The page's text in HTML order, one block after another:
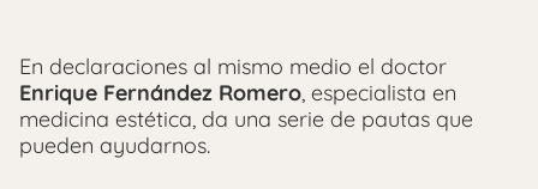
En declaraciones al mismo medio el doctor
Enrique Fernández Romero, especialista en
medicina estética, da una serie de pautas que
pueden ayudarnos.